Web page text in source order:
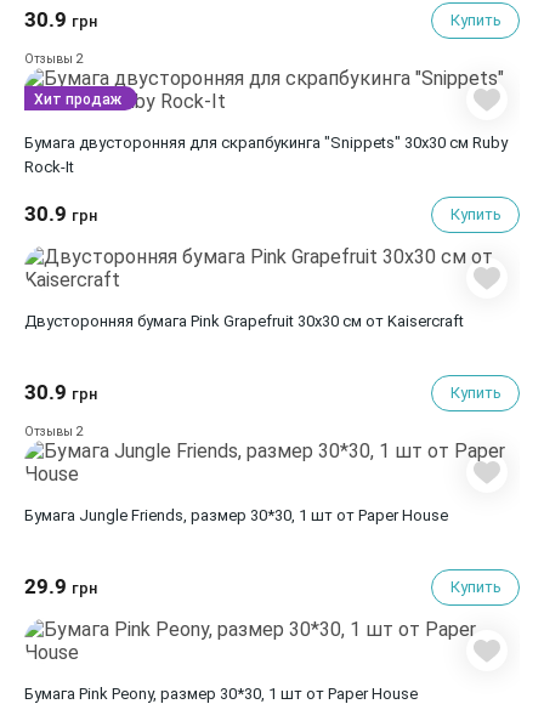
30.9 грн Купить
Отзывы 2
Бумага двусторонняя для скрапбукинга "Snippets" 30х30 см Ruby
Rock-It
30.9 грн Купить
Хит продаж
Двусторонняя бумага Pink Grapefruit 30х30 см от Kaisercraft
30.9 грн Купить
Отзывы 2
Бумага Jungle Friends, размер 30*30, 1 шт от Paper House
29.9 грн Купить
Бумага Pink Peony, размер 30*30, 1 шт от Paper House